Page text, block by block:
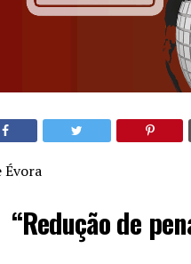
Évora
“Redução de